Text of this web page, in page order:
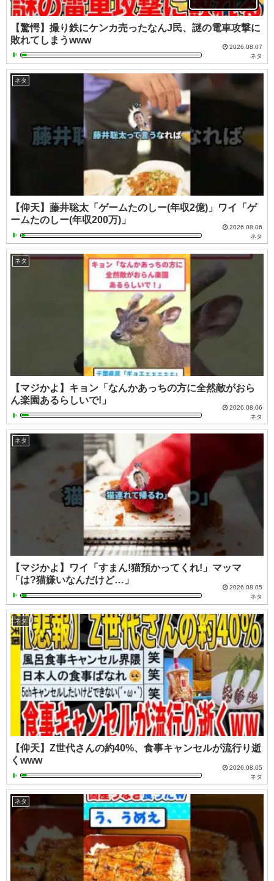
【驚愕】撮り鉄にケンカ売ったなんJ民、謎の電車攻撃に
敗れてしまうwww
2026.08.07
ネタ
ネタ
【仰天】藤井聡太「ゲームたのしー(年収2億)」ワイ「ゲ
ームたのしー(年収200万)」
2026.08.06
ネタ
ネタ
【マジかよ】キョン「なんかあっちの方に全然敵がおら
ん楽園あるらしいで!」
2026.08.06
ネタ
ネタ
【マジかよ】ワイ「すまん!猫預かってくれ!」マッマ
「は?猫嫌いなんだけど…」
2026.08.05
ネタ
ネタ
【仰天】Z世代さんの約40%、食事キャンセルが流行り逝
くwww
2026.08.05
ネタ
ネタ